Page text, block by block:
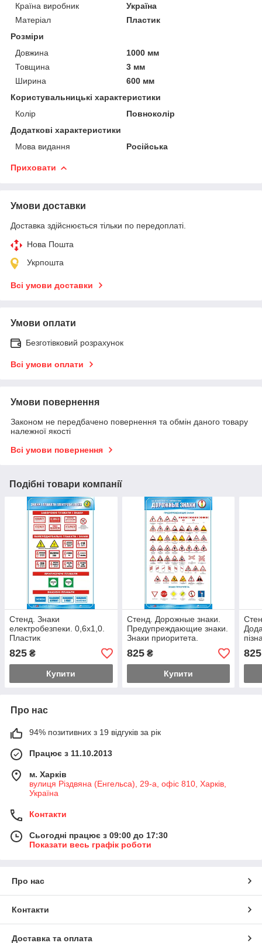
Країна виробник
Україна
Матеріал
Пластик
Розміри
Довжина
1000 мм
Товщина
3 мм
Ширина
600 мм
Користувальницькі характеристики
Колір
Повноколір
Додаткові характеристики
Мова видання
Російська
Приховати
Умови доставки
Доставка здійснюється тільки по передоплаті.
Нова Пошта
Укрпошта
Всі умови доставки
Умови оплати
Безготівковий розрахунок
Всі умови оплати
Умови повернення
Законом не передбачено повернення та обмін даного товару
належної якості
Всі умови повернення
Подібні товари компанії
Стенд. Знаки
електробезпеки. 0,6х1,0.
Пластик
825 ₴
Купити
Стенд. Дорожные знаки.
Предупреждающие знаки.
Знаки приоритета.
0,6х1,0. Пластик
825₴
Купити
825
Про нас
94% позитивних з 19 відгуків за рік
Працює з 11.10.2013
м. Харків
вулиця Різдвяна (Енгельса), 29-а, офіс 810, Харків,
Україна
Контакти
Сьогодні працює з 09:00 до 17:30
Показати весь графік роботи
Про нас
Контакти
Доставка та оплата